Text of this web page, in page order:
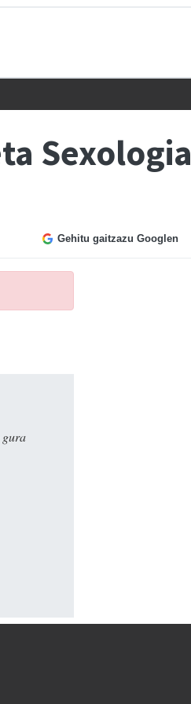
Sexologia
Gehitu gaitzazu Googlen
gura